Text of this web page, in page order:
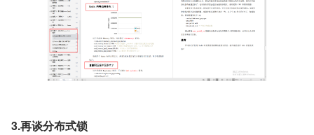
3.再谈分布式锁